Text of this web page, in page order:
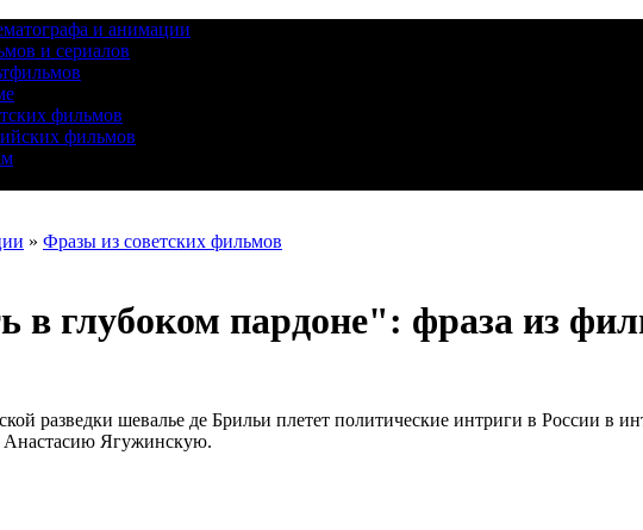
и анимации
и сериалов
фильмов
фильмов
» Фразы из советских фильмов
в глубоком пардоне": фраза из
разведки шевалье де Брильи плетет политические интриги в России
Анастасию Ягужинскую.